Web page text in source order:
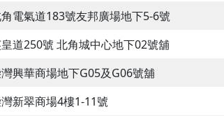
電氣道183號友邦廣場地下5-6號
道250號 北角城中心地下02號舖
興華商場地下G05及G06號舖
新翠商場4樓1-11號